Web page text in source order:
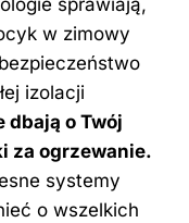
sprawiają,
w zimowy
izolacji
dbają o Twój
za ogrzewanie.
systemy
o wszelkich